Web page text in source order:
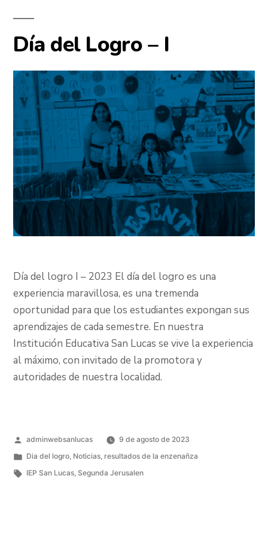
Día del Logro – I
Día del logro I – 2023 El día del logro es una
experiencia maravillosa, es una tremenda
oportunidad para que los estudiantes expongan sus
aprendizajes de cada semestre. En nuestra
Institución Educativa San Lucas se vive la experiencia
al máximo, con invitado de la promotora y
autoridades de nuestra localidad.
adminwebsanlucas
9 de agosto de 2023
Dia del logro, Noticias, resultados de la enzenañza
IEP San Lucas, Segunda Jerusalen